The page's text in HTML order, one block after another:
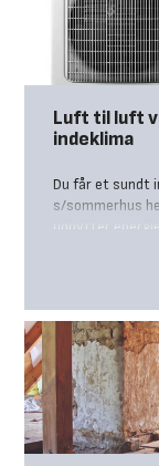
Luft til luft
indeklima
Du får et sundt
s/sommerhus
udnytter
stem. Det vil
et
sanlæg. En
klima og er
køle, affugte og
k filter, aktivt
forhold til, om
eller 110 m2.